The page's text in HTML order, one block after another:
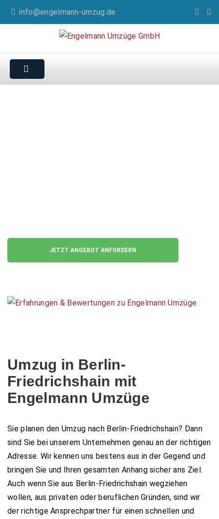
info@engelmann-umzug.de
JETZT ANGEBOT ANFORDERN
Umzug in Berlin-
Friedrichshain mit
Engelmann Umzüge
Sie planen den Umzug nach Berlin-Friedrichshain? Dann
sind Sie bei unserem Unternehmen genau an der richtigen
Adresse. Wir kennen uns bestens aus in der Gegend und
bringen Sie und Ihren gesamten Anhang sicher ans Ziel.
Auch wenn Sie aus Berlin-Friedrichshain wegziehen
wollen, aus privaten oder beruflichen Gründen, sind wir
der richtige Ansprechpartner für einen schnellen und